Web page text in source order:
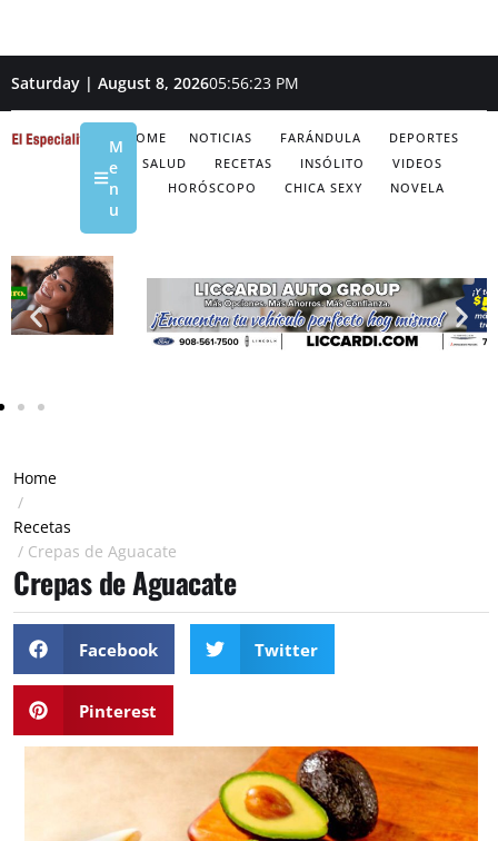
Saturday | August 8, 202605:56:24 PM
HOME NOTICIAS FARÁNDULA
DEPORTES
SALUD
RECETAS INSÓLITO
VIDEOS
HORÓSCOPO
CHICA SEXY NOVELA
M
e
n
u
Home
/
Recetas
/ Crepas de Aguacate
Crepas de Aguacate
Facebook Twitter
Pinterest